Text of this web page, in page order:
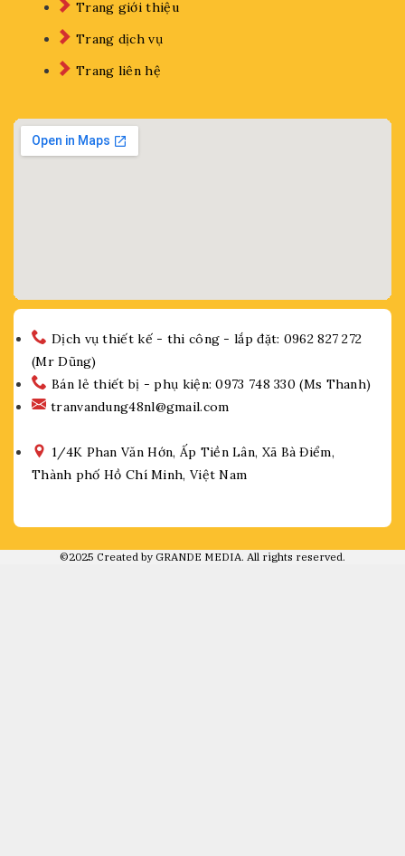
Trang giới thiệu
Trang dịch vụ
Trang liên hệ
Dịch vụ thiết kế - thi công - lắp đặt: 0962 827 272
(Mr Dũng)
Bán lẻ thiết bị - phụ kiện: 0973 748 330 (Ms Thanh)
tranvandung48nl@gmail.com
1/4K Phan Văn Hớn, Ấp Tiền Lân, Xã Bà Điểm,
Thành phố Hồ Chí Minh, Việt Nam
©2025 Created by GRANDE MEDIA. All rights reserved.